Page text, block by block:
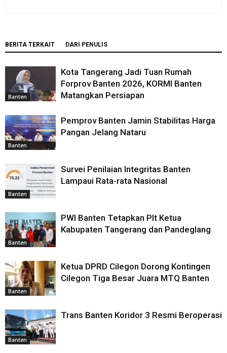
BERITA TERKAIT DARI PENULIS
Banten
Kota Tangerang Jadi Tuan Rumah
Forprov Banten 2026, KORMI Banten
Matangkan Persiapan
Banten
Pemprov Banten Jamin Stabilitas Harga
Pangan Jelang Nataru
Banten
Survei Penilaian Integritas Banten
Lampaui Rata-rata Nasional
Banten
PWI Banten Tetapkan Plt Ketua
Kabupaten Tangerang dan Pandeglang
Banten
Ketua DPRD Cilegon Dorong Kontingen
Cilegon Tiga Besar Juara MTQ Banten
Banten
Trans Banten Koridor 3 Resmi Beroperasi